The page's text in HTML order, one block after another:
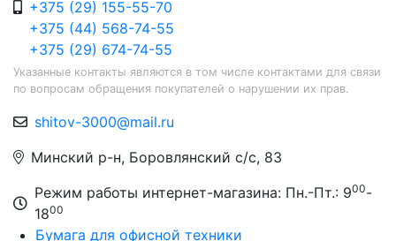
+375 (29) 155-55-70
+375 (44) 568-74-55
+375 (29) 674-74-55
Указанные контакты являются в том числе контактами для связи
по вопросам обращения покупателей о нарушении их прав.
shitov-3000@mail.ru
Минский р-н, Боровлянский с/с, 83
Режим работы интернет-магазина: Пн.-Пт.: 900-
1800
Бумага для офисной техники